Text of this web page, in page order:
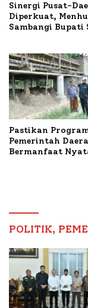
Sinergi Pusat-
Diperkuat,
Sambangi Bupati
Pastikan
Pemerintah
Bermanfaat
POLITIK,